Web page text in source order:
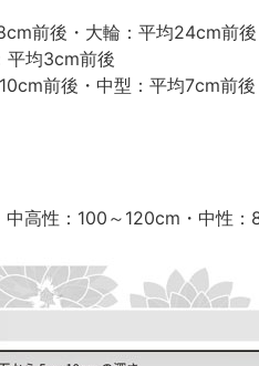
前後・大輪：平均24cm前
平均3cm前後
前後・中型：平均7cm前
中高性：100～120cm・中性